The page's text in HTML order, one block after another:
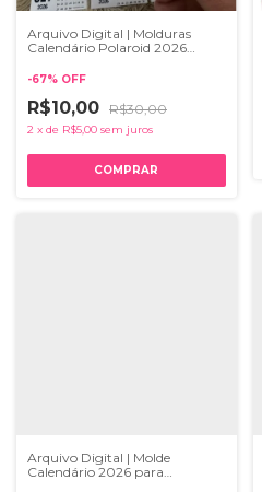
Arquivo Digital | Molduras
Calendário Polaroid 2026
-67% OFF
R$10,00 R$30,00
2 x de R$5,00 sem juros
Arquivo Digital | Molde
Calendário 2026 para